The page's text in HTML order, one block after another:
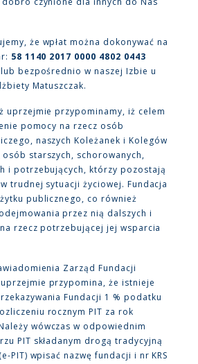
że wpłat można dokonywać na
58 1140 2017 0000 4802 0443
lub bezpośrednio w naszej Izbie u
Matuszczak.
uprzejmie przypominamy, iż celem
pomocy na rzecz osób
naszych Koleżanek i Kolegów
starszych, schorowanych,
i potrzebujących, którzy pozostają
trudnej sytuacji życiowej. Fundacja
publicznego, co również
przez nią dalszych i
rzecz potrzebującej jej wsparcia
Zarząd Fundacji
uprzejmie przypomina, że istnieje
Fundacji 1 % podatku
rocznym PIT za rok
wówczas w odpowiednim
PIT składanym drogą tradycyjną
PIT) wpisać nazwę fundacji i nr KRS